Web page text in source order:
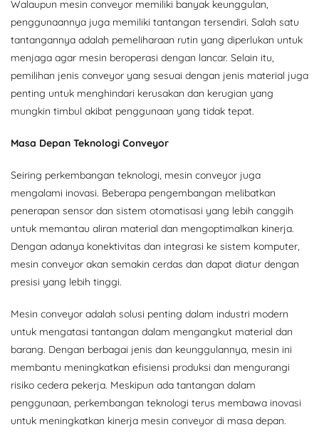
Walaupun mesin conveyor memiliki banyak keunggulan,
penggunaannya juga memiliki tantangan tersendiri. Salah satu
tantangannya adalah pemeliharaan rutin yang diperlukan untuk
menjaga agar mesin beroperasi dengan lancar. Selain itu,
pemilihan jenis conveyor yang sesuai dengan jenis material juga
penting untuk menghindari kerusakan dan kerugian yang
mungkin timbul akibat penggunaan yang tidak tepat.
Masa Depan Teknologi Conveyor
Seiring perkembangan teknologi, mesin conveyor juga
mengalami inovasi. Beberapa pengembangan melibatkan
penerapan sensor dan sistem otomatisasi yang lebih canggih
untuk memantau aliran material dan mengoptimalkan kinerja.
Dengan adanya konektivitas dan integrasi ke sistem komputer,
mesin conveyor akan semakin cerdas dan dapat diatur dengan
presisi yang lebih tinggi.
Mesin conveyor adalah solusi penting dalam industri modern
untuk mengatasi tantangan dalam mengangkut material dan
barang. Dengan berbagai jenis dan keunggulannya, mesin ini
membantu meningkatkan efisiensi produksi dan mengurangi
risiko cedera pekerja. Meskipun ada tantangan dalam
penggunaan, perkembangan teknologi terus membawa inovasi
untuk meningkatkan kinerja mesin conveyor di masa depan.